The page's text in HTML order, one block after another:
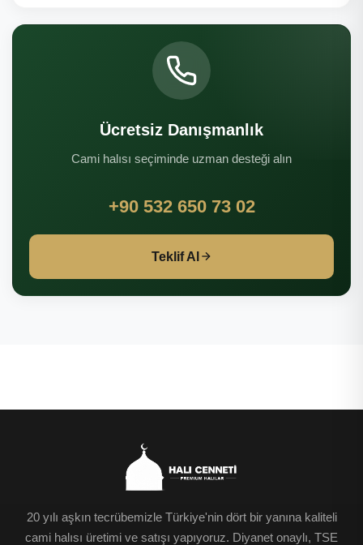
Ücretsiz Danışmanlık
Cami halısı seçiminde uzman desteği alın
+90 532 650 73 02
Teklif Al
20 yılı aşkın tecrübemizle Türkiye'nin dört bir yanına kaliteli
cami halısı üretimi ve satışı yapıyoruz. Diyanet onaylı, TSE